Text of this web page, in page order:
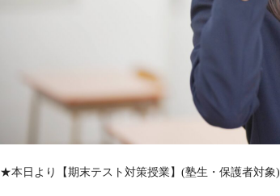
★本日より【期末テスト対策授業】(塾生・保護者対象)